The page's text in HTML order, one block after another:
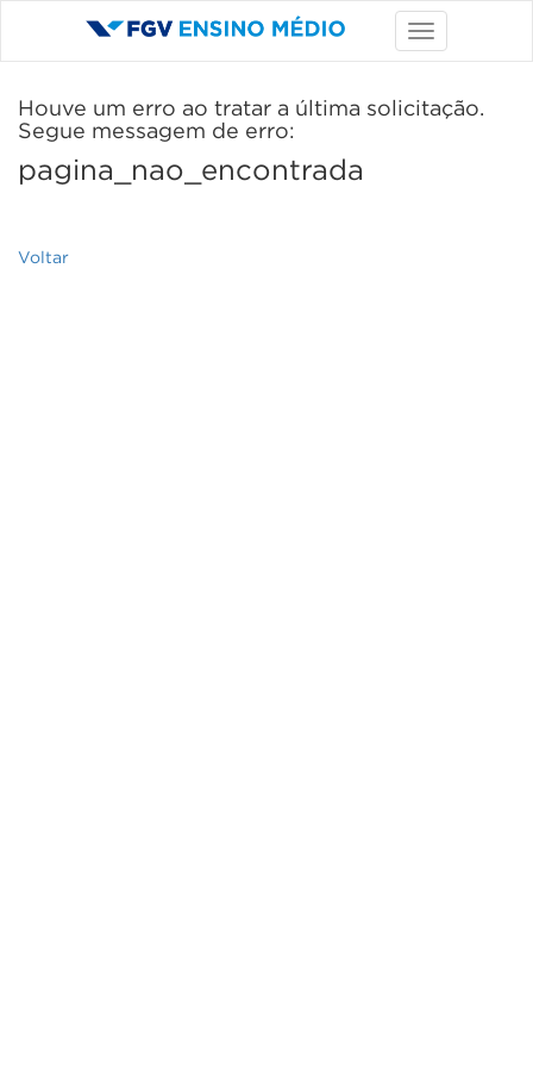
Houve um erro ao tratar a última solicitação.
Segue messagem de erro:
pagina_nao_encontrada
Voltar